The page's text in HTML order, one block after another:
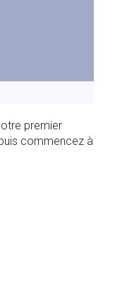
premier
commencez à